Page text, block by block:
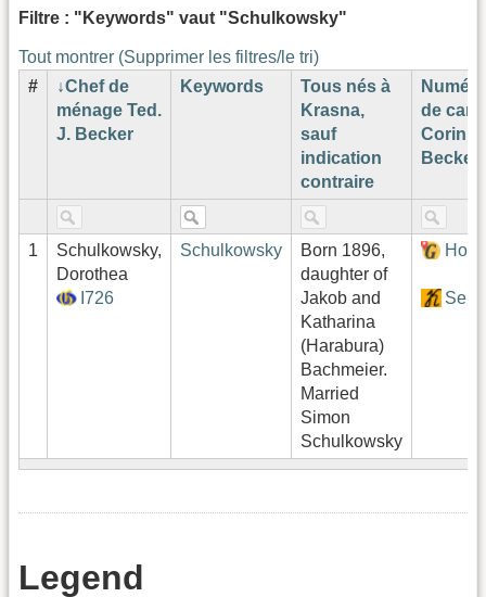
Filtre : "Keywords" vaut "Schulkowsky"
Tout montrer (Supprimer les filtres/le tri)
#
Chef de
ménage Ted.
J. Becker
Keywords
Tous nés à
Krasna,
sauf
indication
contraire
Numéro
de carte
Corinne
Becker¹
1
Schulkowsky,
Dorothea
I726
Schulkowsky
Born 1896,
daughter of
Jakob and
Katharina
(Harabura)
Bachmeier.
Married
Simon
Schulkowsky
Legend